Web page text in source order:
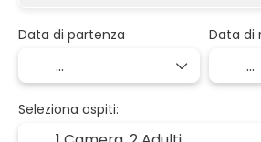
Data di partenza Data di
Seleziona ospiti: